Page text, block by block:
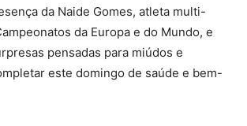
da Naide Gomes, atleta multi-
da Europa e do Mundo, e
pensadas para miúdos e
este domingo de saúde e bem-